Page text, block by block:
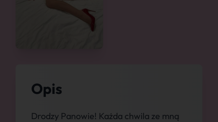
Opis
Drodzy Panowie! Każda chwila ze mną